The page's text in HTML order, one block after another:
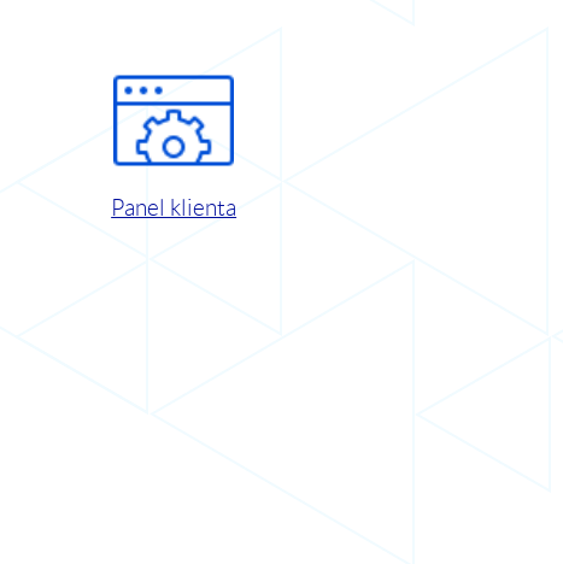
Panel klienta